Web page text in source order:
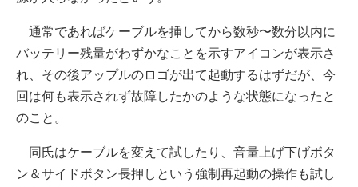
通常であればケーブルを挿してから数秒〜数分以内に
バッテリー残量がわずかなことを示すアイコンが表示さ
れ、その後アップルのロゴが出て起動するはずだが、今
回は何も表示されず故障したかのような状態になったと
のこと。
同氏はケーブルを変えて試したり、音量上げ下げボタ
ン＆サイドボタン長押しという強制再起動の操作も試し